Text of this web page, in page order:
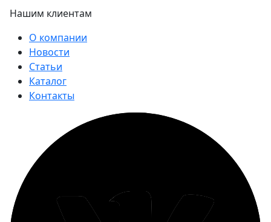
Нашим клиентам
О компании
Новости
Статьи
Каталог
Контакты